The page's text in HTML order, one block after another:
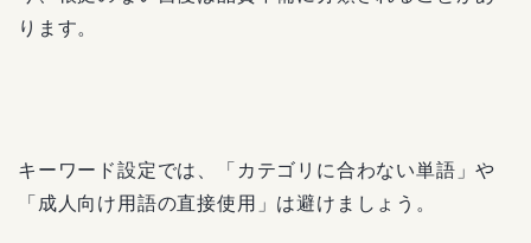
ります。
キーワード設定では、「カテゴリに合わない単語」や
「成人向け用語の直接使用」は避けましょう。